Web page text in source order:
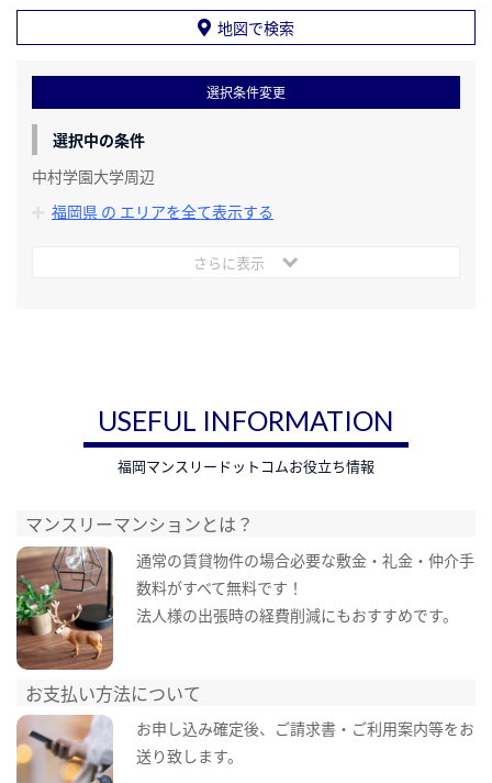
地図で検索
選択条件変更
選択中の条件
中村学園大学周辺
福岡県 の エリアを全て表示する
さらに表示
USEFUL INFORMATION
福岡マンスリードットコムお役立ち情報
マンスリーマンションとは？
通常の賃貸物件の場合必要な敷金・礼金・仲介手
数料がすべて無料です！
法人様の出張時の経費削減にもおすすめです。
お支払い方法について
お申し込み確定後、ご請求書・ご利用案内等をお
送り致します。